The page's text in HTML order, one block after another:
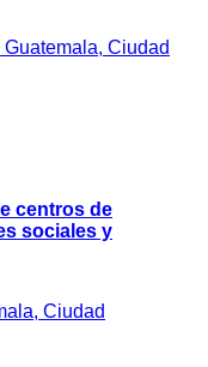
Ciudad
centros de
sociales y
Ciudad